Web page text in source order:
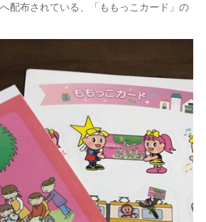
配布されている、「ももっこカード」の